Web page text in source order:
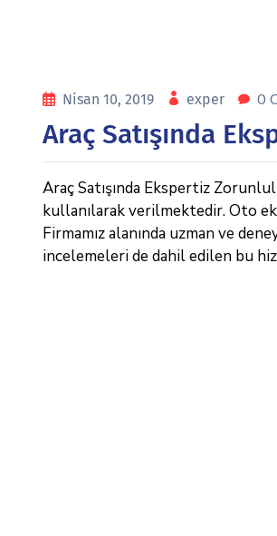
Nisan 10, 2019 exper 0
Araç Satışında
Araç Satışında Ekspertiz
kullanılarak verilmektedir. Oto
Firmamız alanında uzman ve
incelemeleri de dahil edilen bu